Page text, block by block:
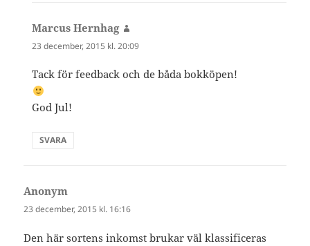
Marcus Hernhag
23 december, 2015 kl. 20:09
Tack för feedback och de båda bokköpen!
God Jul!
SVARA
Anonym
23 december, 2015 kl. 16:16
Den här sortens inkomst brukar väl klassificeras